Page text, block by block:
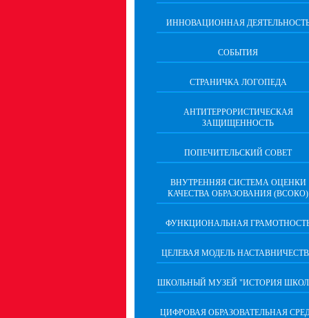
ИННОВАЦИОННАЯ
СОБЫТИЯ
СТРАНИЧКА ЛОГОПЕДА
АНТИТЕРРОРИСТИЧЕСКАЯ
ЗАЩИЩЕННОСТЬ
ПОПЕЧИТЕЛЬСКИЙ СОВЕТ
ВНУТРЕННЯЯ СИСТЕМА ОЦЕНКИ
КАЧЕСТВА ОБРАЗОВАНИЯ (ВСОКО)
ФУНКЦИОНАЛЬНАЯ
ЦЕЛЕВАЯ МОДЕЛЬ
ШКОЛЬНЫЙ МУЗЕЙ "ИСТОРИЯ
ЦИФРОВАЯ ОБРАЗОВАТЕЛЬНАЯ